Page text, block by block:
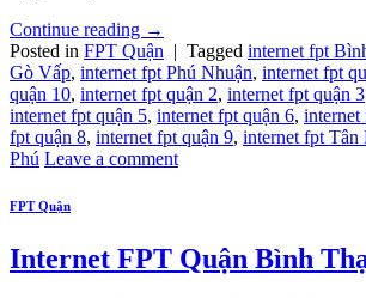
Continue reading →
Posted in FPT Quận | Tagged internet fpt
Gò Vấp, internet fpt Phú Nhuận, internet fpt
quận 10, internet fpt quận 2, internet fpt quận 3
internet fpt quận 5, internet fpt quận 6, internet
fpt quận 8, internet fpt quận 9, internet fpt Tân
Phú Leave a comment
FPT Quận
Internet FPT Quận Bình